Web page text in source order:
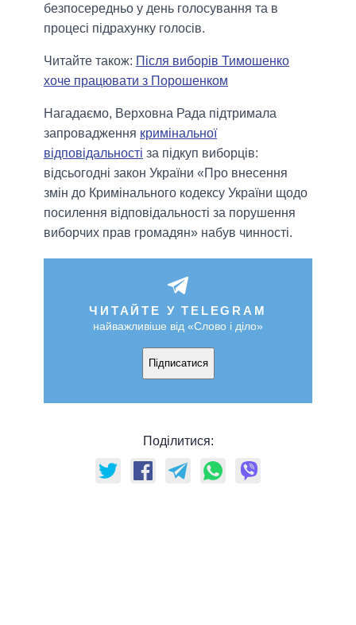
безпосередньо у день голосування та в
процесі підрахунку голосів.
Читайте також: Після виборів Тимошенко
хоче працювати з Порошенком
Нагадаємо, Верховна Рада підтримала
запровадження кримінальної
відповідальності за підкуп виборців:
відсьогодні закон України «Про внесення
змін до Кримінального кодексу України щодо
посилення відповідальності за порушення
виборчих прав громадян» набув чинності.
ЧИТАЙТЕ У TELEGRAM
найважливіше від «Слово і діло»
Підписатися
Поділитися: